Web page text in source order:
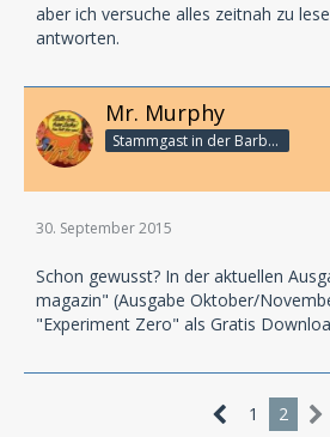
aber ich versuche alles zeitnah zu
antworten.
Mr. Murphy
Stammgast in der Barbarabar
30. September 2015
Schon gewusst? In der aktuellen
magazin" (Ausgabe Oktober/
"Experiment Zero" als Gratis
1 2